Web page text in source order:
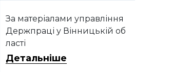
За матеріалами управління
Держпраці у Вінницькій об
ласті
Детальніше